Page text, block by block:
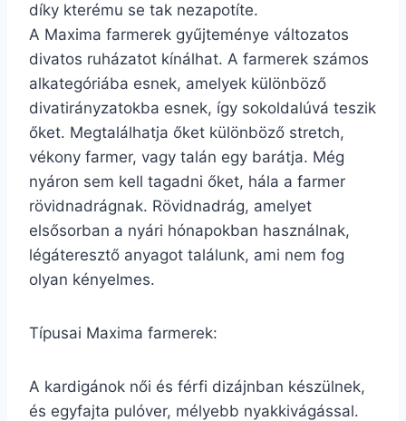
díky kterému se tak nezapotíte.
A Maxima farmerek gyűjteménye változatos
divatos ruházatot kínálhat. A farmerek számos
alkategóriába esnek, amelyek különböző
divatirányzatokba esnek, így sokoldalúvá teszik
őket. Megtalálhatja őket különböző stretch,
vékony farmer, vagy talán egy barátja. Még
nyáron sem kell tagadni őket, hála a farmer
rövidnadrágnak. Rövidnadrág, amelyet
elsősorban a nyári hónapokban használnak,
légáteresztő anyagot találunk, ami nem fog
olyan kényelmes.
Típusai Maxima farmerek:
A kardigánok női és férfi dizájnban készülnek,
és egyfajta pulóver, mélyebb nyakkivágással.